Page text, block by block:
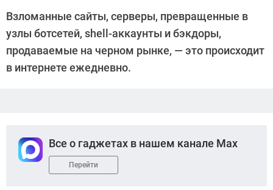
Взломанные сайты, серверы, превращенные в
узлы ботсетей, shell-аккаунты и бэкдоры,
продаваемые на черном рынке, — это происходит
в интернете ежедневно.
Все о гаджетах в нашем канале Max
Перейти